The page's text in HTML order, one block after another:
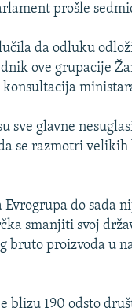
U BIH
prošle
da odluku
ove grupacije
konsultacija
sve glavne
se razmotri
Evrogrupa do sada
smanjiti svoj
bruto proizvoda u
blizu 190 odsto